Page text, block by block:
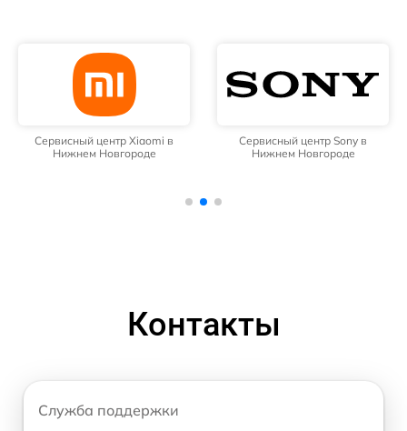
Сервисный центр Xiaomi в
Нижнем Новгороде
Сервисный центр Sony в
Нижнем Новгороде
Контакты
Служба поддержки